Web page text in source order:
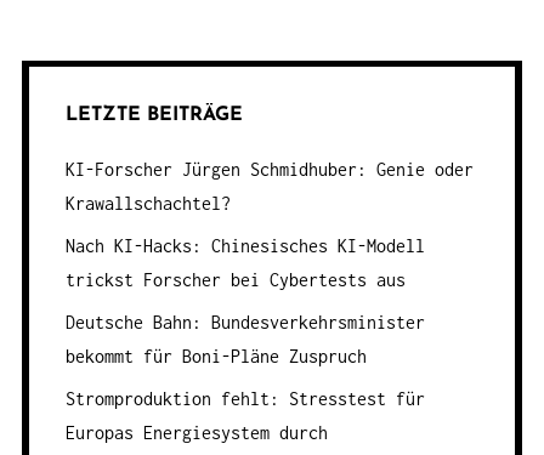
LETZTE BEITRÄGE
KI-Forscher Jürgen Schmidhuber: Genie oder
Krawallschachtel?
Nach KI-Hacks: Chinesisches KI-Modell
trickst Forscher bei Cybertests aus
Deutsche Bahn: Bundesverkehrsminister
bekommt für Boni-Pläne Zuspruch
Stromproduktion fehlt: Stresstest für
Europas Energiesystem durch